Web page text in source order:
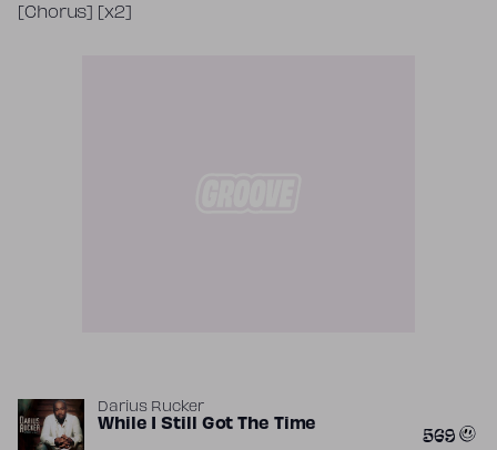
[Chorus] [x2]
Darius Rucker
While I Still Got The Time 569